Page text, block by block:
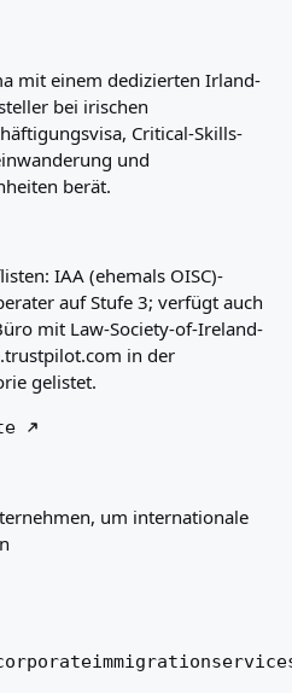
mit einem dedizierten Irland-
bei irischen
Critical-Skills-
und
berät.
IAA (ehemals OISC)-
auf Stufe 3; verfügt auch
mit Law-Society-of-Ireland-
in der
gelistet.
um internationale